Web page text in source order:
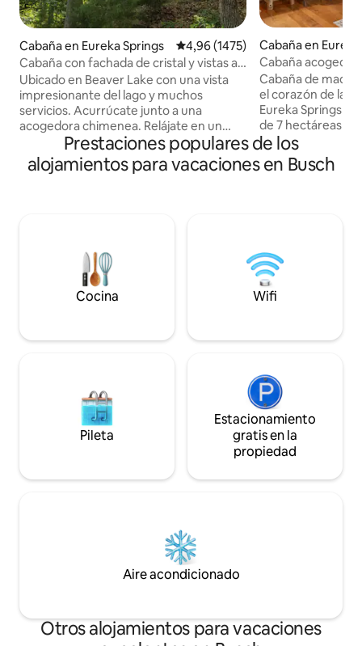
Cabaña en Eureka Springs Calificación promedio: 4,96 de 5.
4,96 (1475)
Cabaña con fachada de cristal y vistas al
lago
Ubicado en Beaver Lake con una vista
impresionante del lago y muchos
servicios. Acurrúcate junto a una
acogedora chimenea. Relájate en un
jacuzzi para dos a la luz de las velas (no
es una bañera de hidromasaje) con vista
al hermoso paisaje de las montañas
través de los frontones de vidrio.
Disfruta de la terraza con parrilla de gas
y una cocina completa, totalmente
equipada con utensilios y suministros.
admiten gatos
Cabaña en
Cabaña
Smart TV
Cabaña de
el corazón de las
Eureka Springs * Refugio en un bosque
de 7 hectáreas a
Beaver Lake y a 7
Leatherwood. *
completa * Deck
A pocos minutos
senderismo,
montaña,
Prestaciones populares de los
alojamientos para vacaciones en Busch
Cocina Wifi
Pileta
Estacionamiento
gratis en la
propiedad
Aire acondicionado
Otros alojamientos para vacaciones